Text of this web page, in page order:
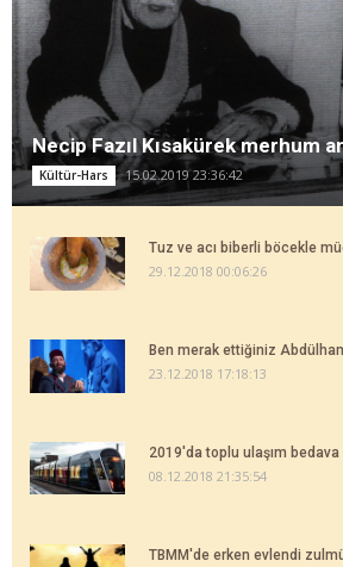
Necip Fazıl Kısakürek merhum
Kültür-Hars 15.02.2019 23:36:42
Tuz ve acı biberli böcekle
29.12.2018 00:06:26
Ben merak ettiğiniz
23.12.2018 17:18:13
2019'da toplu ulaşım
08.12.2018 21:35:54
TBMM'de erken evlendi